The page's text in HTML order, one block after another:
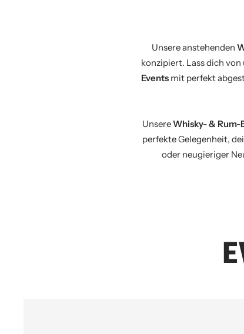
Unsere anstehenden
konzipiert. Lass dich von
Eventsmit perfekt
UnsereWhisky- & Rum-
perfekte Gelegenheit,
oder neugieriger